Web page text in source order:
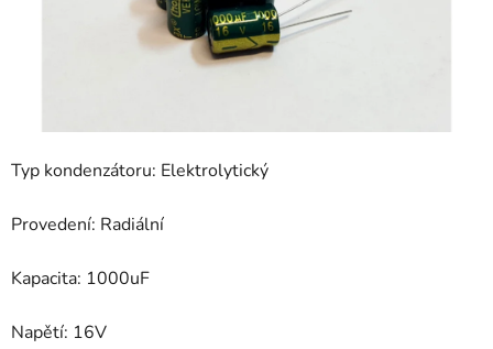
Typ kondenzátoru: Elektrolytický
Provedení: Radiální
Kapacita: 1000uF
Napětí: 16V